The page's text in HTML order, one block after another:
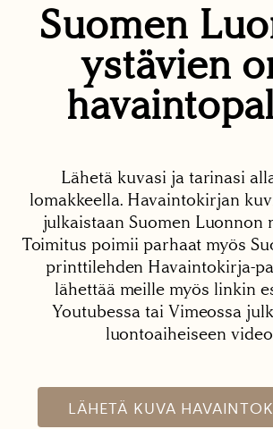
Suomen
ystävien
Lähetä kuvasi ja tarinasi
lomakkeella. Havaintokirjan
julkaistaan Suomen Luonnon
Toimitus poimii parhaat myös
printtilehden Havaintokirja-
lähettää meille myös linkin
Youtubessa tai Vimeossa
luontoaiheiseen
LÄHETÄ KUVA